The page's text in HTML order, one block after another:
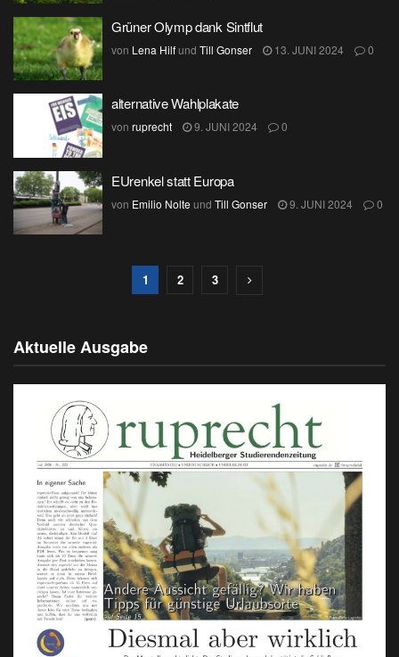
Grüner Olymp dank Sintflut
von Lena Hilfund Till Gonser 13. JUNI 2024 0
alternative Wahlplakate
von ruprecht 9. JUNI 2024 0
EUrenkel statt Europa
von Emilio Nolte und Till Gonser 9. JUNI 2024 0
1 2 3
Aktuelle Ausgabe